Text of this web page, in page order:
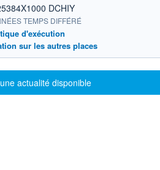
DCHIY
TEMPS DIFFÉRÉ
d'exécution
sur les autres places
d'information
actualité disponible